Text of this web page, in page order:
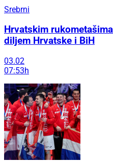
Srebrni
Hrvatskim
diljem Hrvatske i BiH
03.02
07:53h